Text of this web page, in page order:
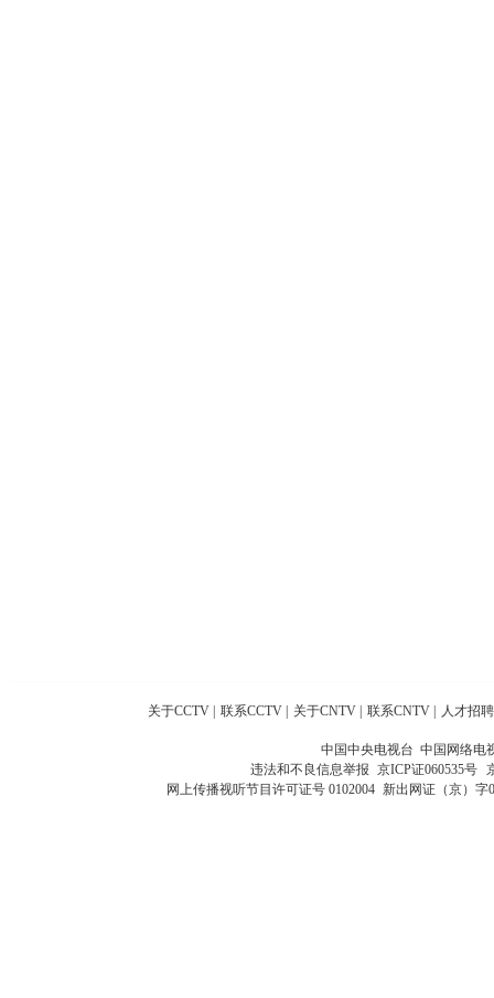
关于CCTV 联系CCTV 关于CNTV 联系CNTV 人才招聘
中国中央电视台 中国网络电
违法和不良信息举报 京ICP证060535号
网上传播视听节目许可证号 0102004 新出网证（京）